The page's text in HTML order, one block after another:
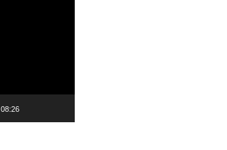
08:26